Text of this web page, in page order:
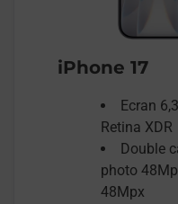
iPhone 17
Ecran
Retina XDR
Double
photo
48Mpx